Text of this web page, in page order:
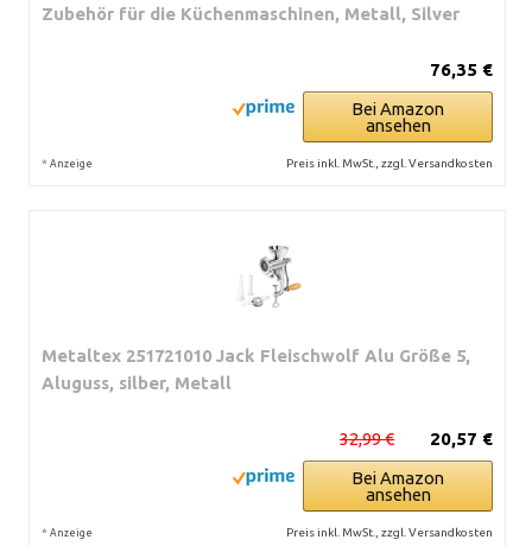
Zubehör für die Küchenmaschinen, Metall, Silver
76,35 €
Bei Amazon
ansehen
* Anzeige Preis inkl. MwSt., zzgl. Versandkosten
Metaltex 251721010 Jack Fleischwolf Alu Größe 5,
Aluguss, silber, Metall
20,57 €
32,99 €
Bei Amazon
ansehen
* Anzeige Preis inkl. MwSt., zzgl. Versandkosten